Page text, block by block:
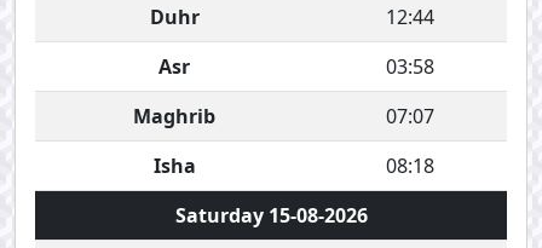
Duhr
12:44
Asr
03:58
Maghrib
07:07
Isha
08:18
Saturday 15-08-2026